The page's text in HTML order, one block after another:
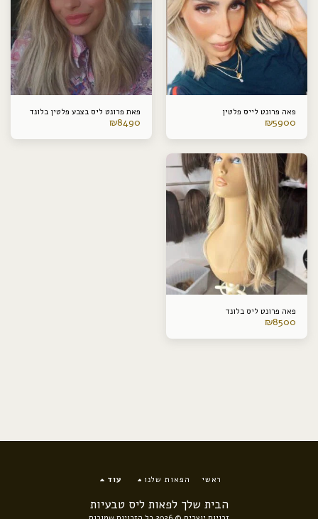
פאה פרונט לייס פלטין
₪5900
פאת פרונט ליס בצבע פלטין בלונד
₪8490
פאה פרונט ליס בלונד
₪8500
הבית שלך לפאות ליס טבעיות
ראשי הפאות שלנו עוד